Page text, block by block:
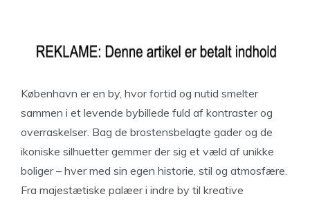
København er en by, hvor fortid og nutid smelter
sammen i et levende bybillede fuld af kontraster og
overraskelser. Bag de brostensbelagte gader og de
ikoniske silhuetter gemmer der sig et væld af unikke
boliger – hver med sin egen historie, stil og atmosfære.
Fra majestætiske palæer i indre by til kreative